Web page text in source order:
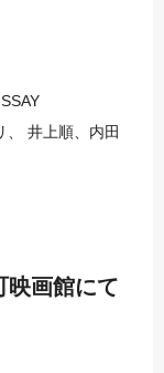
、 井上順、内田
映画館にて